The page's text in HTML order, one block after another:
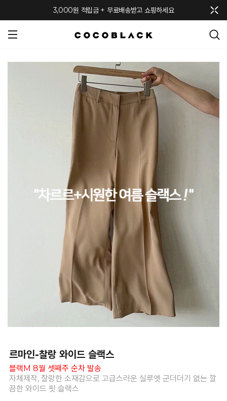
3,000원 적립금 + 무료배송받고 쇼핑하세요
르마인-찰랑 와이드 슬랙스
블랙M 8월 셋째주 순차 발송
자체제작, 찰랑한 소재감으로 고급스러운 실루엣 군더더기 없는 깔
끔한 와이드 핏 슬랙스